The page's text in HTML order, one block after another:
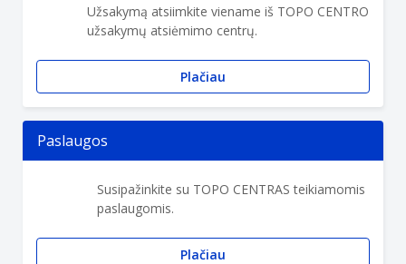
Užsakymą atsiimkite viename iš TOPO CENTRO
užsakymų atsiėmimo centrų.
Plačiau
Paslaugos
Susipažinkite su TOPO CENTRAS teikiamomis
paslaugomis.
Plačiau